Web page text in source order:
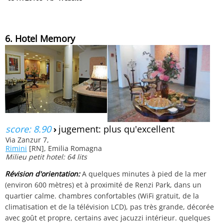
6. Hotel Memory
score: 8.90› jugement: plus qu'excellent
Via Zanzur 7,
Rimini [RN], Emilia Romagna
Milieu petit hotel: 64 lits
Révision d'orientation:A quelques minutes à pied de la mer
(environ 600 mètres) et à proximité de Renzi Park, dans un
quartier calme. chambres confortables (WiFi gratuit, de la
climatisation et de la télévision LCD), pas très grande, décorée
avec goût et propre, certains avec jacuzzi intérieur. quelques